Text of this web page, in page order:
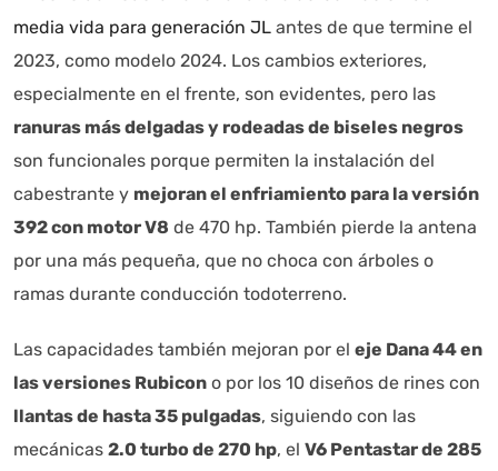
media vida para generación JL antes de que termine el
2023, como modelo 2024. Los cambios exteriores,
especialmente en el frente, son evidentes, pero las
ranuras más delgadas y rodeadas de biseles negros
son funcionales porque permiten la instalación del
cabestrante y mejoran el enfriamiento para la versión
392 con motor V8 de 470 hp. También pierde la antena
por una más pequeña, que no choca con árboles o
ramas durante conducción todoterreno.
Las capacidades también mejoran por el eje Dana 44 en
las versiones Rubicon o por los 10 diseños de rines con
llantas de hasta 35 pulgadas, siguiendo con las
mecánicas 2.0 turbo de 270 hp, el V6 Pentastar de 285